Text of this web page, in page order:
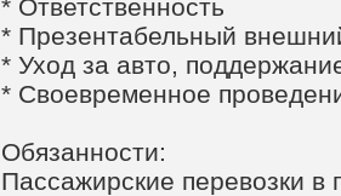
* Ответственность
* Презентабельный
* Уход за авто,
* Своевременное
Обязанности:
Пассажирские перевозки в